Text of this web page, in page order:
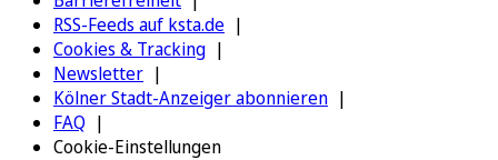
RSS-Feeds auf ksta.de
Cookies & Tracking
Newsletter
Kölner Stadt-Anzeiger abonnieren
FAQ
Cookie-Einstellungen